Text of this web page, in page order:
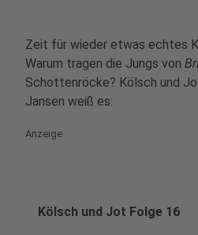
Zeit für wieder etwas echtes
Warum tragen die Jungs von
Schottenröcke? Kölsch und
Jansen weiß es:
Anzeige
Kölsch und Jot Folge 16